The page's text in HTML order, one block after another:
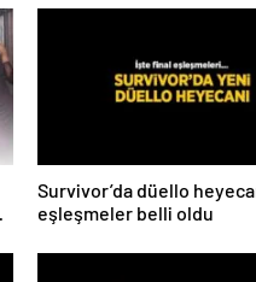
Survivor’da düello
eşleşmeler belli oldu